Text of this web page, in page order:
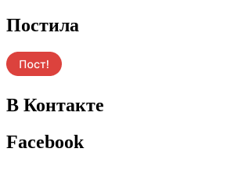
Постила
В Контакте
Facebook